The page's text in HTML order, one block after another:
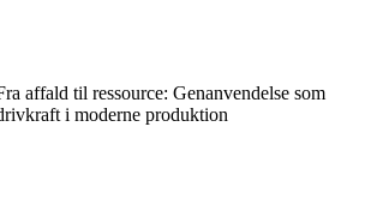
affald til ressource: Genanvendelse som
i moderne produktion